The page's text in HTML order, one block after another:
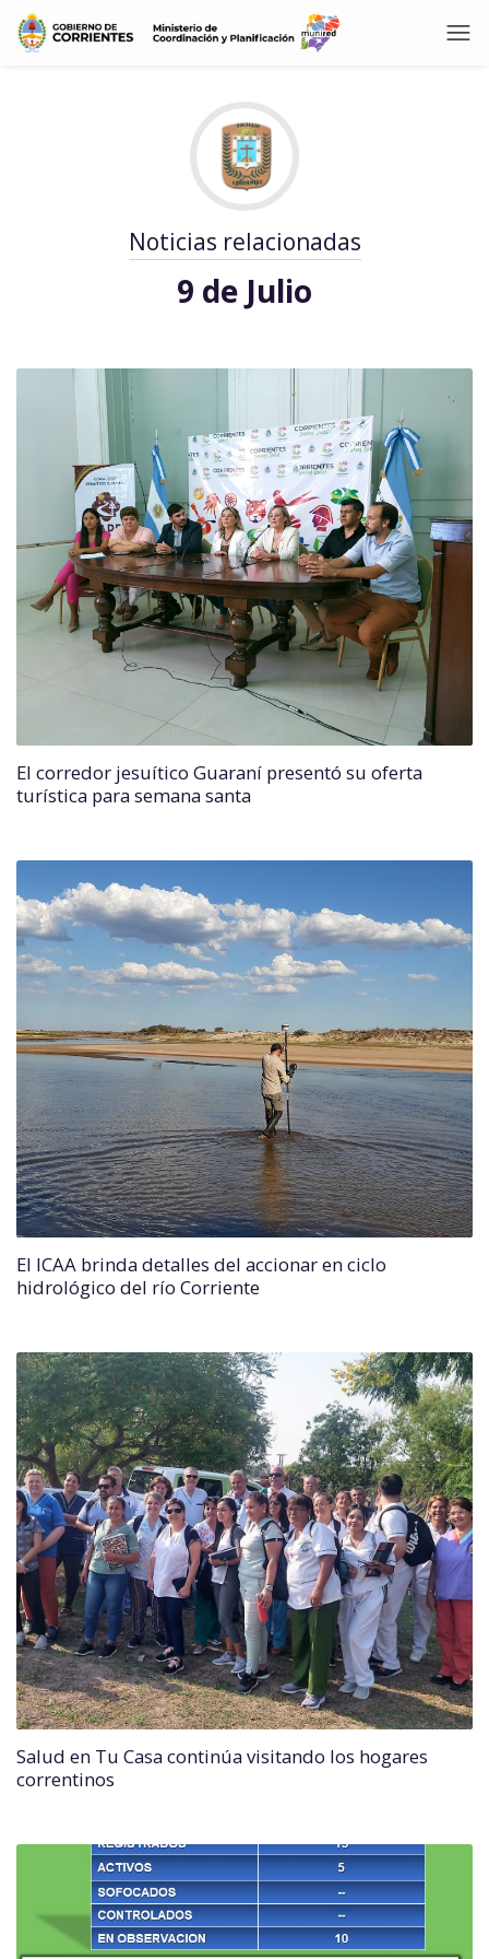
Noticias relacionadas
9 de Julio
El corredor jesuítico Guaraní presentó su oferta
turística para semana santa
El ICAA brinda detalles del accionar en ciclo
hidrológico del río Corriente
Salud en Tu Casa continúa visitando los hogares
correntinos